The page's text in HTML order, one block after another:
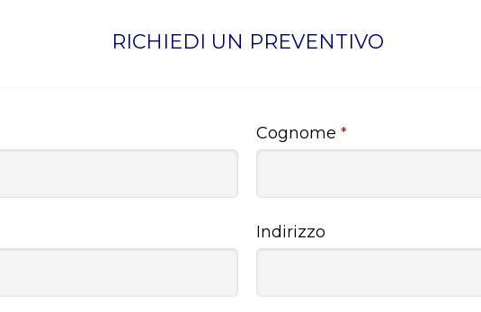
RICHIEDI UN PREVENTIVO
Cognome *
Indirizzo